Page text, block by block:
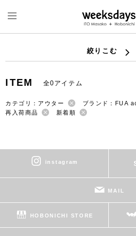
絞りこむ
ITEM 全0アイテム
カテゴリ：アウター
ブランド：FUA
再入荷商品
新着順
instagram
MAIL
HOBONICHI STORE